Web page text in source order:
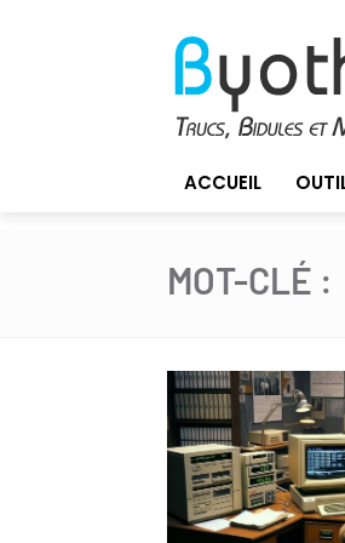
ACCUEIL
MOT-CLÉ :